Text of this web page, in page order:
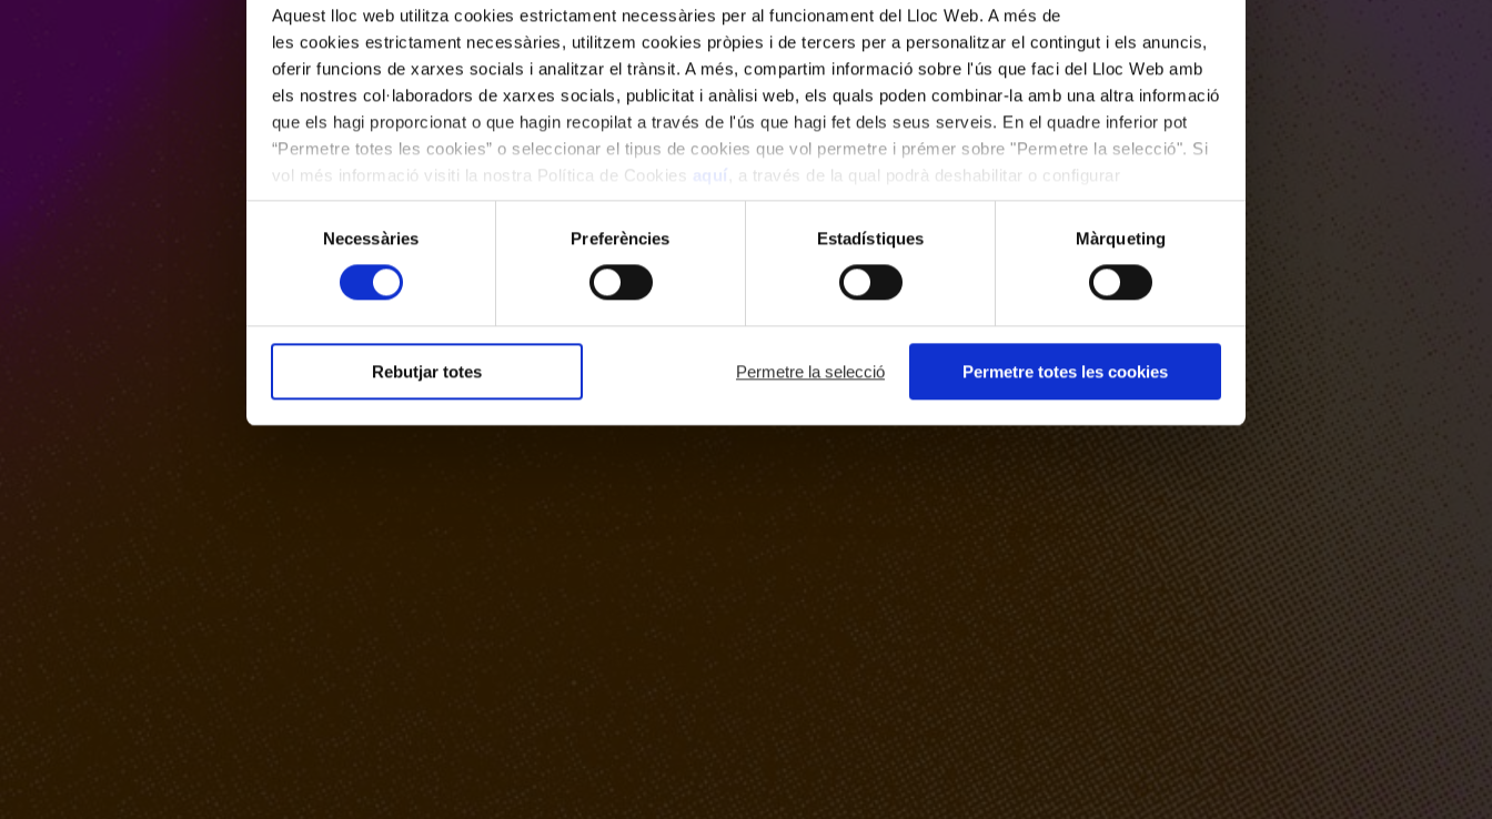
Aquest lloc web utilitza cookies estrictament necessàries per al funcionament del Lloc Web. A més de
les cookies estrictament necessàries, utilitzem cookies pròpies i de tercers per a personalitzar el contingut i els anuncis,
oferir funcions de xarxes socials i analitzar el trànsit. A més, compartim informació sobre l'ús que faci del Lloc Web amb
els nostres col·laboradors de xarxes socials, publicitat i anàlisi web, els quals poden combinar-la amb una altra informació
que els hagi proporcionat o que hagin recopilat a través de l'ús que hagi fet dels seus serveis. En el quadre inferior pot
“Permetre totes les cookies” o seleccionar el tipus de cookies que vol permetre i prémer sobre "Permetre la selecció". Si
vol més informació visiti la nostra Política de Cookies aquí
, a través de la qual podrà deshabilitar o configurar
les cookies en qualsevol moment.
consentiment
Necessàries Preferències Estadístiques Màrqueting
Rebutjar totes Permetre la selecció Permetre totes les cookies